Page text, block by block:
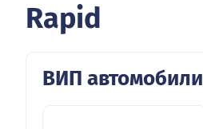
Rapid
ВИП автомобили